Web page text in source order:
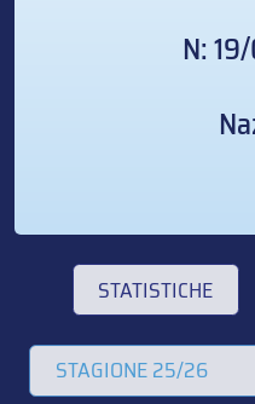
N:
STATISTICHE